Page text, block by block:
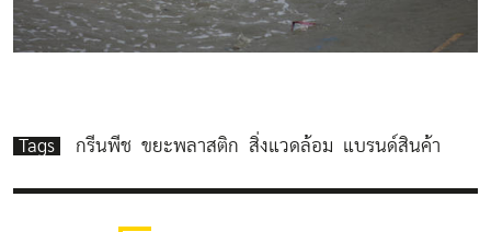
Tags กรีนพีช ขยะพลาสติก สิ่งแวดล้อม แบรนด์สินค้า